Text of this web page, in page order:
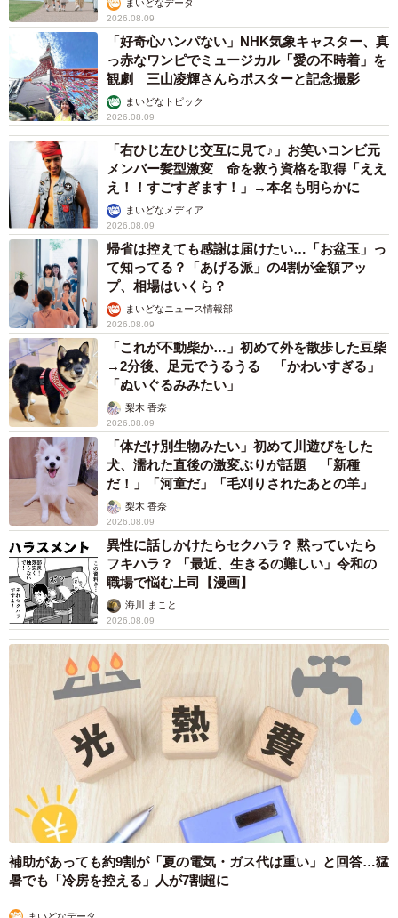
まいどなデータ
2026.08.09
「好奇心ハンパない」NHK気象キャスター、真
っ赤なワンピでミュージカル「愛の不時着」を
観劇 三山凌輝さんらポスターと記念撮影
まいどなトピック
2026.08.09
「右ひじ左ひじ交互に見て♪」お笑いコンビ元
メンバー髪型激変 命を救う資格を取得「ええ
え！！すごすぎます！」→本名も明らかに
まいどなメディア
2026.08.09
帰省は控えても感謝は届けたい…「お盆玉」っ
て知ってる？「あげる派」の4割が金額アッ
プ、相場はいくら？
まいどなニュース情報部
2026.08.09
「これが不動柴か…」初めて外を散歩した豆柴
→2分後、足元でうるうる 「かわいすぎる」
「ぬいぐるみみたい」
梨木 香奈
2026.08.09
「体だけ別生物みたい」初めて川遊びをした
犬、濡れた直後の激変ぶりが話題 「新種
だ！」「河童だ」「毛刈りされたあとの羊」
梨木 香奈
2026.08.09
異性に話しかけたらセクハラ？ 黙っていたら
フキハラ？ 「最近、生きるの難しい」令和の
職場で悩む上司【漫画】
海川 まこと
2026.08.09
補助があっても約9割が「夏の電気・ガス代は重い」と回答…猛
暑でも「冷房を控える」人が7割超に
まいどなデータ